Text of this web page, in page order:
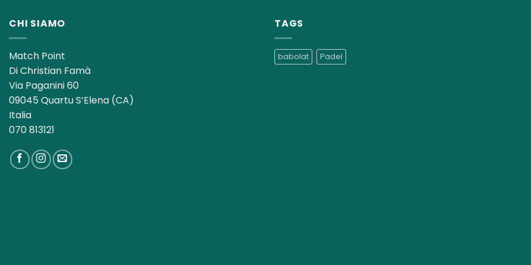
CHI SIAMO
Match Point
Di Christian Famà
Via Paganini 60
09045 Quartu S’Elena (CA)
Italia
070 813121
TAGS
babolat Padel